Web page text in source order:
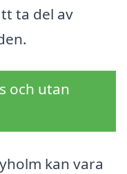
ta del av
och utan
kan vara